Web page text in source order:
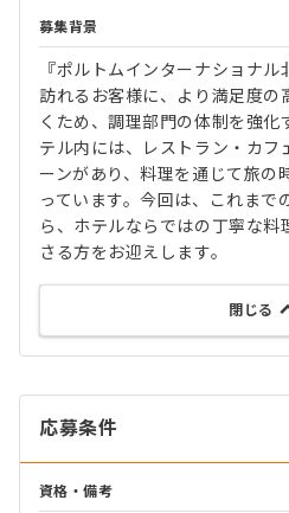
募集背景
『ポルトムインターナショナ
訪れるお客様に、より満足度の
くため、調理部門の体制を強化
テル内には、レストラン・カフ
ーンがあり、料理を通じて旅の
っています。今回は、これまで
ら、ホテルならではの丁寧な料
さる方をお迎えします。
閉じる
応募条件
資格・備考